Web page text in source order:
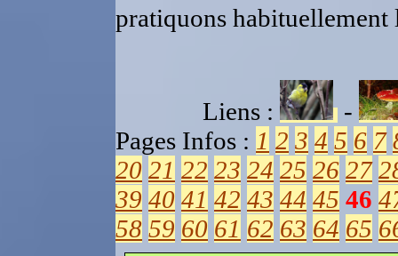
pratiquons
Liens :
-
Pages Infos : 1 2 3 4 5 6 7
20 21 22 23 24 25 26 27
39 40 41 42 43 44 45 46
58 59 60 61 62 63 64 65